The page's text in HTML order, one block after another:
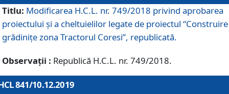
Titlu: Modificarea H.C.L. nr. 749/2018 privind aprobarea
proiectului și a cheltuielilor legate de proiectul “Construire
grădinițe zona Tractorul Coresi”, republicată.
Observații : Republică H.C.L. nr. 749/2018.
841/10.12.2019